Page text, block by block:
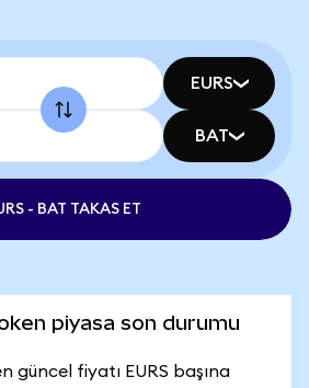
EURS
BAT
- BAT TAKAS ET
piyasa son durumu
güncel fiyatı EURS başına